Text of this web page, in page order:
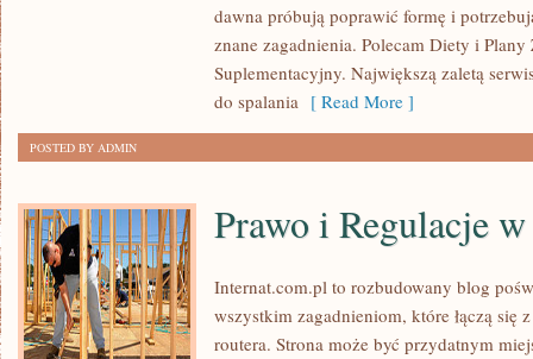
dawna próbują poprawić formę i
znane zagadnienia. Polecam Diety i
Suplementacyjny. Największą zaletą
do spalania [ Read More ]
POSTED BY ADMIN
Prawo i Regulacje
Internat.com.pl to rozbudowany blog
wszystkim zagadnieniom, które łączą się
routera. Strona może być przydatnym